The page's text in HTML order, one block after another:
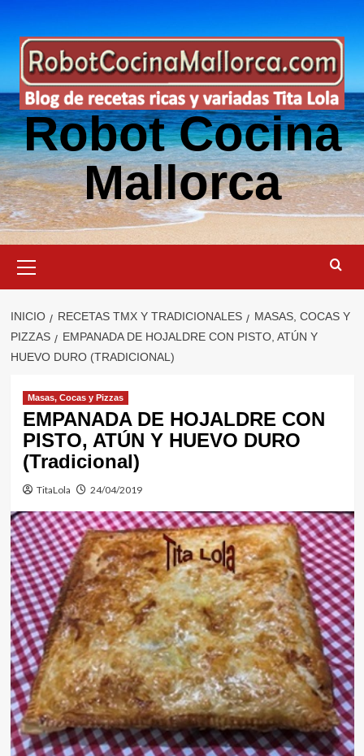
contenido
Robot Cocina
Mallorca
primario
INICIO RECETAS TMX Y TRADICIONALES
MASAS, COCAS Y
PIZZAS
EMPANADA DE HOJALDRE CON PISTO, ATÚN Y
HUEVO DURO (TRADICIONAL)
Masas, Cocas y Pizzas
EMPANADA DE HOJALDRE CON
PISTO, ATÚN Y HUEVO DURO
(Tradicional)
TitaLola 24/04/2019